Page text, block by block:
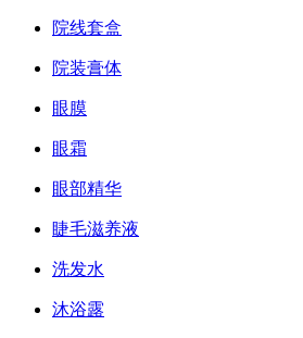
院线套盒
院装膏体
眼膜
眼霜
眼部精华
睫毛滋养液
洗发水
沐浴露